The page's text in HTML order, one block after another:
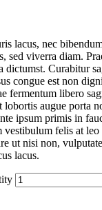
lacus, nec
sed viverra diam.
dictumst. Curabitur
congue est non
fermentum libero
lobortis augue porta
ipsum primis in
felis at leo
ut nisi non,
lacus.